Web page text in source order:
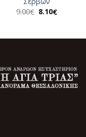
9.00€ Original
price
8.10€Η
τρέχουσα
8.10€.